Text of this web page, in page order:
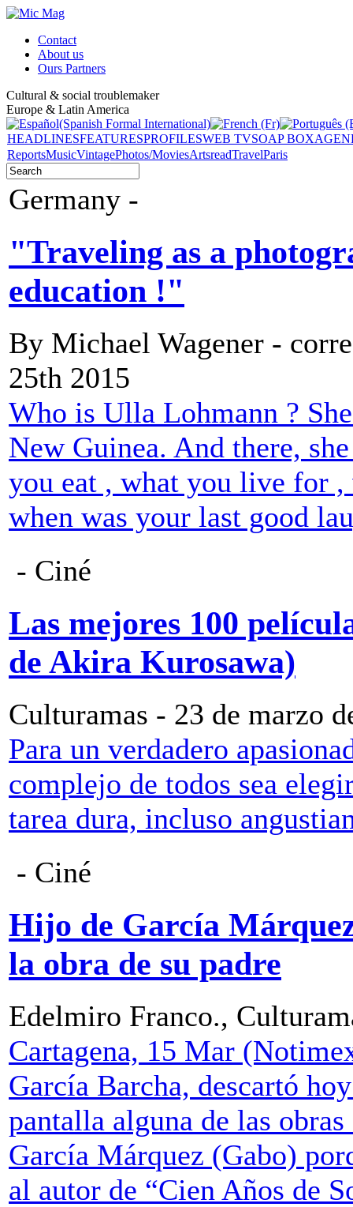
Contact
About us
Ours Partners
Cultural & social troublemaker
Europe & Latin America
HEADLINESFEATURESPROFILESWEB TVSOAP BOX
ReportsMusicVintagePhotos/MoviesArtsreadTravelParis
Germany -
"Traveling as a
education !"
By Michael Wagener -
25th 2015
Who is Ulla Lohmann ?
New Guinea. And there,
you eat , what you live for ,
when was your last good
- Ciné
Las mejores 100
de Akira Kurosawa)
Culturamas - 23 de marzo
Para un verdadero
complejo de todos sea
tarea dura, incluso
- Ciné
Hijo de García
la obra de su padre
Edelmiro Franco.,
Cartagena, 15 Mar
García Barcha, descartó
pantalla alguna de las
García Márquez (Gabo)
al autor de “Cien Años de